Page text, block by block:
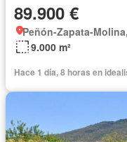
89.900 €
Peñón-Zapata-
9.000 m²
Hace 1 día, 8 horas en